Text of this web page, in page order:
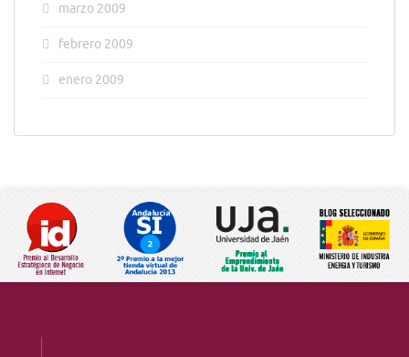
marzo 2009
febrero 2009
enero 2009